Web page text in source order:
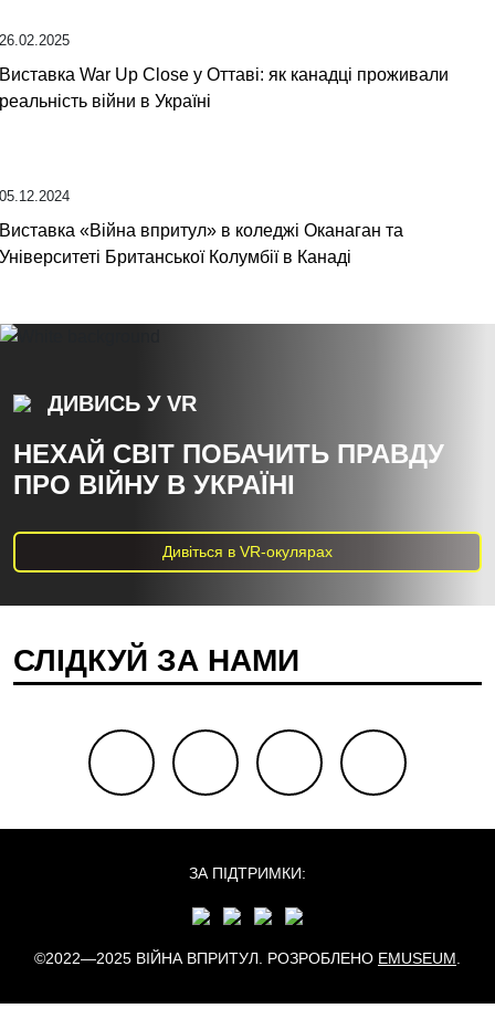
26.02.2025
Виставка War Up Close у Оттаві: як канадці проживали
реальність війни в Україні
05.12.2024
Виставка «Війна впритул» в коледжі Оканаган та
Університеті Британської Колумбії в Канаді
ДИВИСЬ У VR
НЕХАЙ СВІТ ПОБАЧИТЬ ПРАВДУ
ПРО ВІЙНУ В УКРАЇНІ
Дивіться в VR-окулярах
СЛІДКУЙ ЗА НАМИ
facebook youtube instagram
©2022—2025 ВІЙНА ВПРИТУЛ. РОЗРОБЛЕНО EMUSEUM
ЗА ПІДТРИМКИ: